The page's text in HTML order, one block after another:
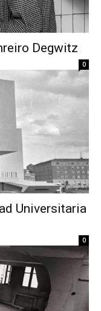
Degwitz
0
Universitaria
0